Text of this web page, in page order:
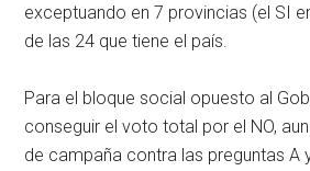
exceptuando en 7 provincias (el SI
de las 24 que tiene el país.
Para el bloque social opuesto al
conseguir el voto total por el NO,
de campaña contra las preguntas A